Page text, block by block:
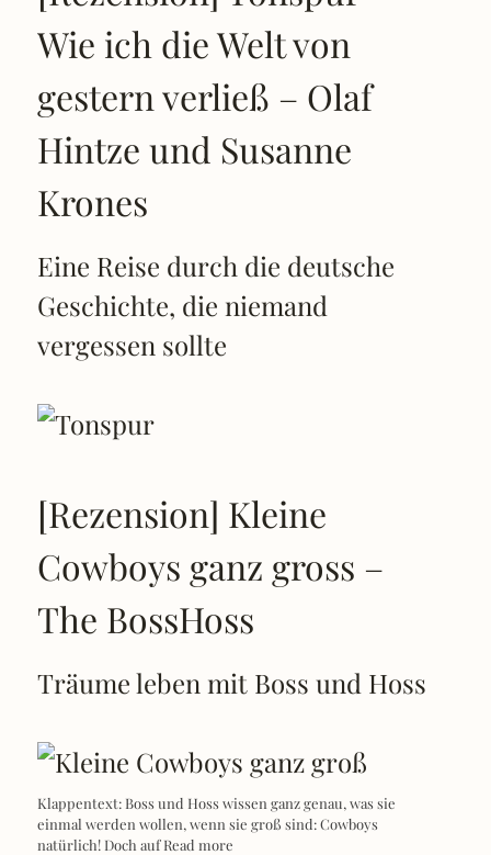
Wie ich die Welt von
gestern verließ – Olaf
Hintze und Susanne
Krones
Eine Reise durch die deutsche
Geschichte, die niemand
vergessen sollte
[Rezension] Kleine
Cowboys ganz gross –
The BossHoss
Träume leben mit Boss und Hoss
Klappentext: Boss und Hoss wissen ganz genau, was sie
einmal werden wollen, wenn sie groß sind: Cowboys
natürlich! Doch aufRead more